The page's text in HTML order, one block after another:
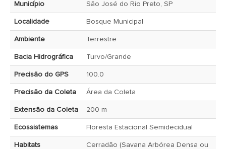
Município São José do Rio Preto, SP
Localidade Bosque Municipal
Ambiente Terrestre
Bacia Hidrográfica Turvo/Grande
Precisão do GPS 100.0
Precisão da Coleta Área da Coleta
Extensão da Coleta 200 m
Ecossistemas Floresta Estacional Semidecidual
Habitats
Cerradão (Savana Arbórea Densa ou